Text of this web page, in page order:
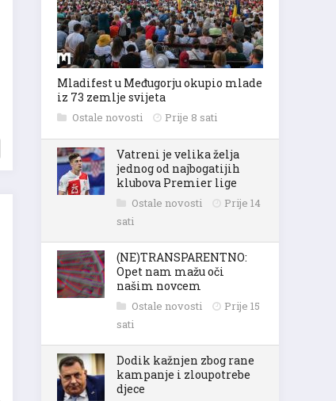
Mladifest u Međugorju okupio mlade
iz 73 zemlje svijeta
Ostale novosti Prije 8 sati
Vatreni je velika želja
jednog od najbogatijih
klubova Premier lige
Ostale novosti
Prije 14
sati
(NE)TRANSPARENTNO:
Opet nam mažu oči
našim novcem
Ostale novosti
Prije 15
sati
Dodik kažnjen zbog rane
kampanje i zloupotrebe
djece